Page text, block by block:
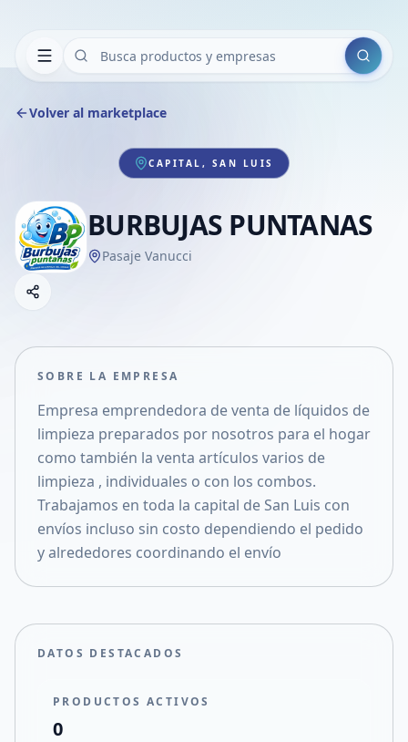
Buscar
Volver al marketplace
CAPITAL, SAN LUIS
BURBUJAS PUNTANAS
Pasaje Vanucci
Compartir empresa
Compartir en X
SOBRE LA EMPRESA
Empresa emprendedora de venta de líquidos de
limpieza preparados por nosotros para el hogar
como también la venta artículos varios de
limpieza , individuales o con los combos.
Trabajamos en toda la capital de San Luis con
envíos incluso sin costo dependiendo el pedido
y alrededores coordinando el envío
DATOS DESTACADOS
PRODUCTOS ACTIVOS
0